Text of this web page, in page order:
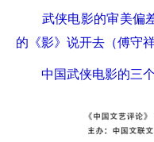
武侠电影的审美
的《影》说开去（傅守
中国武侠电影的三